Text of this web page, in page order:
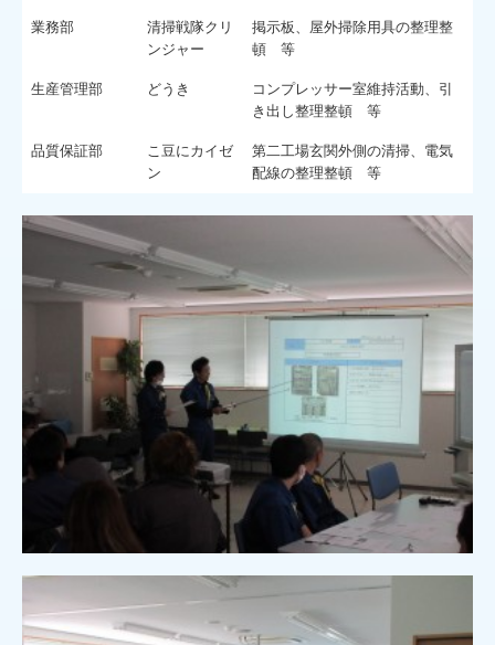
業務部
清掃戦隊クリ
ンジャー
掲示板、屋外掃除用具の整理整
頓 等
生産管理部 どうき
コンプレッサー室維持活動、引
き出し整理整頓 等
品質保証部
こ豆にカイゼ
ン
第二工場玄関外側の清掃、電気
配線の整理整頓 等